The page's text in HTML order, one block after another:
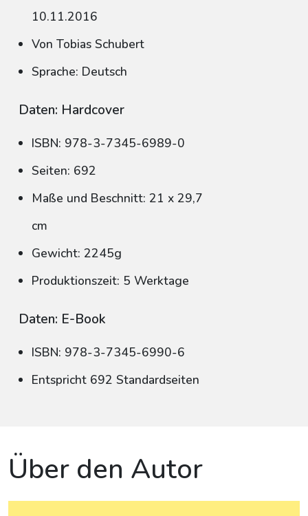
10.11.2016
Von Tobias Schubert
Sprache: Deutsch
Daten: Hardcover
ISBN: 978-3-7345-6989-0
Seiten: 692
Maße und Beschnitt: 21 x 29,7
cm
Gewicht: 2245g
Produktionszeit: 5 Werktage
Daten: E-Book
ISBN: 978-3-7345-6990-6
Entspricht 692 Standardseiten
Über den Autor